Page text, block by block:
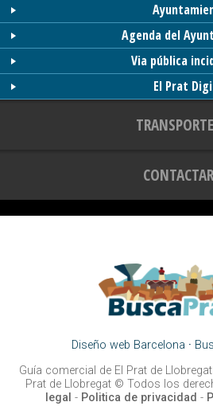
Agenda del
Via pública
El Prat
CONTACTAR
Diseño web Barcelona ·
Guía comercial de El Prat de
Prat de Llobregat © Todos los
legal - Politica de privacidad -